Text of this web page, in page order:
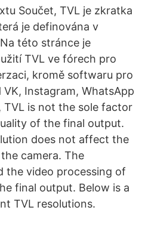
Součet, TVL je zkratka
je definována v
této stránce je
TVL ve fórech pro
kromě softwaru pro
Instagram, WhatsApp
TVL is not the sole factor
of the final output.
does not affect the
camera. The
the video processing of
final output. Below is a
TVL resolutions.